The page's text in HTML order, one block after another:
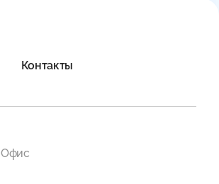
Контакты
Офис